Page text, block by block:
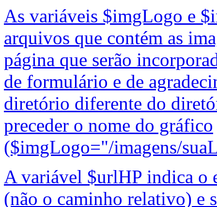
As variáveis $imgLogo e
arquivos que contém as
página que serão
de formulário e de
diretório diferente do
preceder o nome do gráfico
($imgLogo="/imagens/
A variável $urlHP indica o
(não o caminho relativo) e